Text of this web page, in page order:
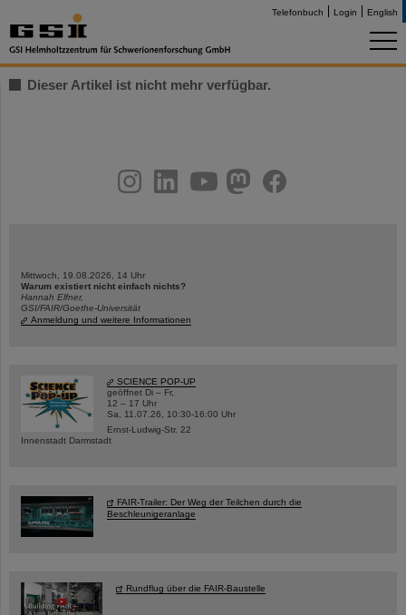
Telefonbuch Login English
Dieser Artikel ist nicht mehr verfügbar.
youtubehelmholtz.socialfacebook
Mittwoch, 19.08.2026, 14 Uhr
Warum existiert nicht einfach nichts?
Hannah Elfner,
GSI/FAIR/Goethe-Universität
Anmeldung und weitere Informationen
SCIENCE POP-UP
geöffnet Di – Fr,
12 – 17 Uhr
Sa, 11.07.26, 10:30-16:00 Uhr
Ernst-Ludwig-Str. 22
Innenstadt Darmstadt
FAIR-Trailer: Der Weg der Teilchen durch die
Beschleunigeranlage
Rundflug über die FAIR-Baustelle